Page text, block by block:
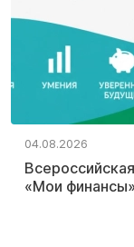
04.08.2026
«Мои финансы»